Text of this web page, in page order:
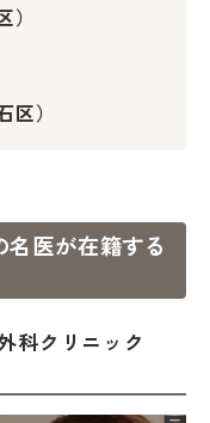
）
医が在籍する
科クリニック